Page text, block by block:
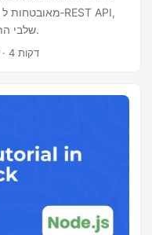
שלבי התקנה, וטיפים לטיפול במסמכים גדולים.
· Muhammad Mustafa · 4 דקות